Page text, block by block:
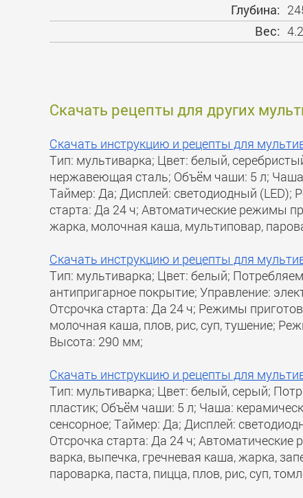
Глубина:
Вес:
Скачать рецепты для других
Скачать инструкцию и рецепты для
Тип: мультиварка; Цвет: белый,
нержавеющая сталь; Объём чаши: 5 л;
Таймер: Да; Дисплей: светодиодный (LED);
старта: Да 24 ч; Автоматические режимы
жарка, молочная каша, мультиповар,
Скачать инструкцию и рецепты для
Тип: мультиварка; Цвет: белый;
антипригарное покрытие; Управление:
Отсрочка старта: Да 24 ч; Режимы
молочная каша, плов, рис, суп, тушение;
Высота: 290 мм;
Скачать инструкцию и рецепты для
Тип: мультиварка; Цвет: белый, серый;
пластик; Объём чаши: 5 л; Чаша:
сенсорное; Таймер: Да; Дисплей:
Отсрочка старта: Да 24 ч;
варка, выпечка, гречневая каша, жарка,
пароварка, паста, пицца, плов, рис, суп,